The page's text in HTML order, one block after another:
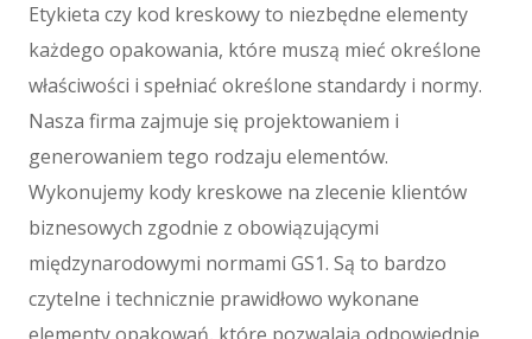
Wyposażenie Wnętrz
Wyposażenie Łazienki
Odzież
Sport
Elektronika, RTV, AGD
Art. Dla Zwierząt
Ogród, Rośliny
Chemia
Art. Spożywcze
Materiały Eksploatacyjne
Etykieta czy kod kreskowy to niezbędne elementy
każdego opakowania, które muszą mieć określone
właściwości i spełniać określone standardy i normy.
Nasza firma zajmuje się projektowaniem i
generowaniem tego rodzaju elementów.
Wykonujemy kody kreskowe na zlecenie klientów
biznesowych zgodnie z obowiązującymi
międzynarodowymi normami GS1. Są to bardzo
czytelne i technicznie prawidłowo wykonane